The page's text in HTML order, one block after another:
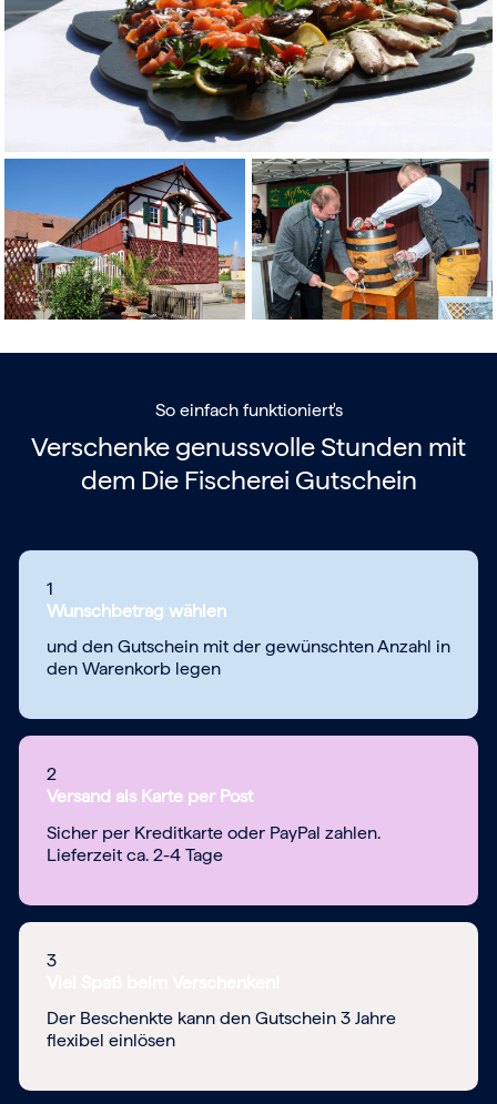
So einfach funktioniert's
Verschenke genussvolle Stunden mit
dem Die Fischerei Gutschein
1
Wunschbetrag wählen
und den Gutschein mit der gewünschten Anzahl in
den Warenkorb legen
2
Versand als Karte per Post
Sicher per Kreditkarte oder PayPal zahlen.
Lieferzeit ca. 2-4 Tage
3
Der Beschenkte kann den Gutschein 3 Jahre
flexibel einlösen